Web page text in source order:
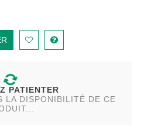
PATIENTER
LA DISPONIBILITÉ DE CE